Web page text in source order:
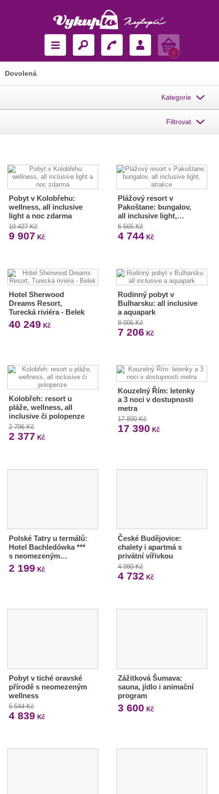
Košík
0
Dovolená
Kategorie
Filtrovat
Pobyt v Kolobřehu:
wellness, all inclusive
light a noc zdarma
10 427 Kč
9 907 Kč
Plážový resort v
Pakoštane: bungalov,
all inclusive light,…
6 565 Kč
4 744Kč
Hotel Sherwood
Dreams Resort,
Turecká riviéra - Belek
40 249 Kč
Rodinný pobyt v
Bulharsku: all inclusive
a aquapark
8 006 Kč
7 206 Kč
Kolobřeh: resort u
pláže, wellness, all
inclusive či polopenze
2 796 Kč
2 377 Kč
Kouzelný Řím: letenky
a 3 noci v dostupnosti
metra
17 890 Kč
17 390 Kč
Polské Tatry u termálů:
Hotel Bachledówka ***
s neomezeným…
2 199 Kč
České Budějovice:
chalety i apartmá s
privátní vířivkou
4 980 Kč
4 732 Kč
Pobyt v tiché oravské
přírodě s neomezeným
wellness
5 544 Kč
4 839 Kč
Zážitková Šumava:
sauna, jídlo i animační
program
3 600 Kč